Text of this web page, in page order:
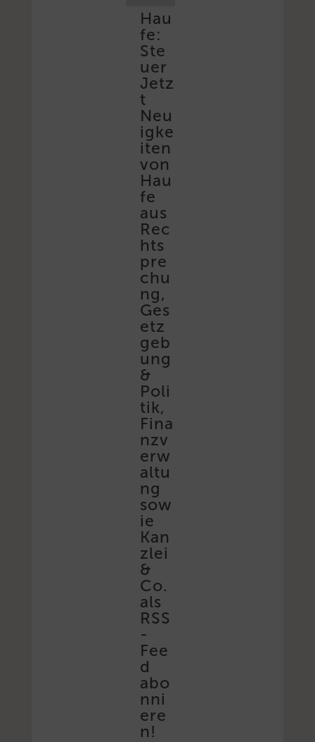
Hau
fe:
Ste
uer
Jetz
t
Neu
igke
iten
von
Hau
fe
aus
Rec
hts
pre
chu
ng,
Ges
etz
geb
ung
&
Poli
tik,
Fina
nzv
erw
altu
ng
sow
ie
Kan
zlei
&
Co.
als
RSS
-
Fee
d
abo
nni
ere
n!